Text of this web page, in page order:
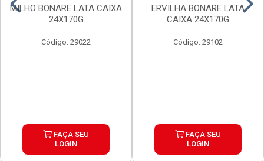
MILHO BONARE LATA CAIXA
24X170G
Código: 29022
FAÇA SEU
LOGIN
ERVILHA BONARE LATA
CAIXA 24X170G
Código: 29102
FAÇA SEU
LOGIN